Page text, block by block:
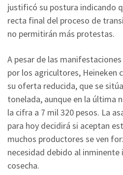
justificó su postura indicando
recta final del proceso de
no permitirán más protestas.
A pesar de las
por los agricultores, Heineken
su oferta reducida, que se
tonelada, aunque en la última
la cifra a 7 mil 320 pesos. La
para hoy decidirá si aceptan
muchos productores se ven
necesidad debido al
cosecha.